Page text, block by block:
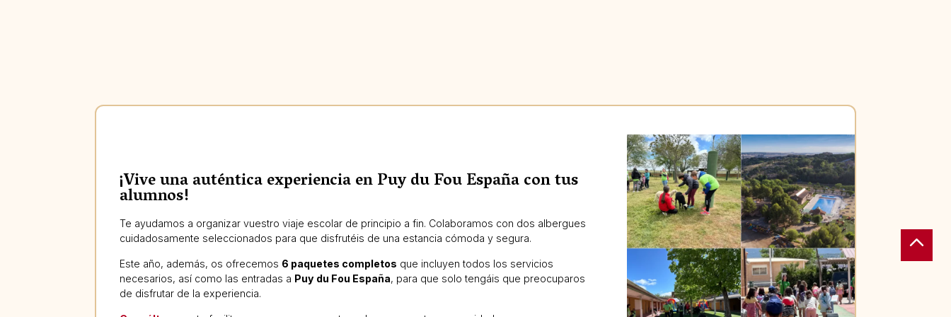
¡Vive una auténtica experiencia en Puy du Fou España con tus
alumnos!
Te ayudamos a organizar vuestro viaje escolar de principio a fin. Colaboramos con dos albergues
cuidadosamente seleccionados para que disfrutéis de una estancia cómoda y segura.
Este año, además, os ofrecemos 6 paquetes completos que incluyen todos los servicios
necesarios, así como las entradas a Puy du Fou España, para que solo tengáis que preocuparos
de disfrutar de la experiencia.